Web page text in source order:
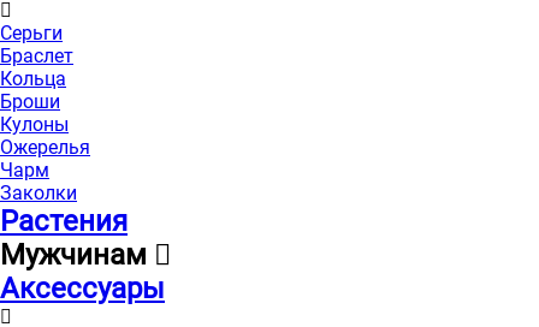
Серьги
Браслет
Кольца
Броши
Кулоны
Ожерелья
Чарм
Заколки
Растения
Мужчинам
Аксессуары